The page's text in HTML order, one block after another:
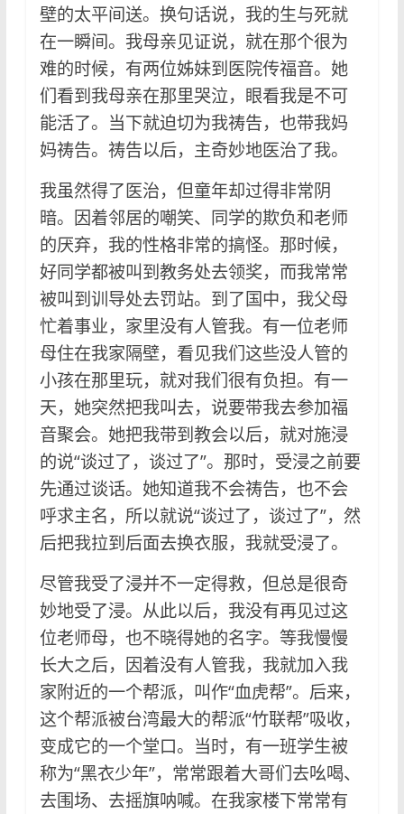
壁的太平间送。换句话说，我的生与死就
在一瞬间。我母亲见证说，就在那个很为
难的时候，有两位姊妹到医院传福音。她
们看到我母亲在那里哭泣，眼看我是不可
能活了。当下就迫切为我祷告，也带我妈
妈祷告。祷告以后，主奇妙地医治了我。
我虽然得了医治，但童年却过得非常阴
暗。因着邻居的嘲笑、同学的欺负和老师
的厌弃，我的性格非常的搞怪。那时候，
好同学都被叫到教务处去领奖，而我常常
被叫到训导处去罚站。到了国中，我父母
忙着事业，家里没有人管我。有一位老师
母住在我家隔壁，看见我们这些没人管的
小孩在那里玩，就对我们很有负担。有一
天，她突然把我叫去，说要带我去参加福
音聚会。她把我带到教会以后，就对施浸
的说“谈过了，谈过了”。那时，受浸之前要
先通过谈话。她知道我不会祷告，也不会
呼求主名，所以就说“谈过了，谈过了”，然
后把我拉到后面去换衣服，我就受浸了。
尽管我受了浸并不一定得救，但总是很奇
妙地受了浸。从此以后，我没有再见过这
位老师母，也不晓得她的名字。等我慢慢
长大之后，因着没有人管我，我就加入我
家附近的一个帮派，叫作“血虎帮”。后来，
这个帮派被台湾最大的帮派“竹联帮”吸收，
变成它的一个堂口。当时，有一班学生被
称为“黑衣少年”，常常跟着大哥们去吆喝、
去围场、去摇旗呐喊。在我家楼下常常有